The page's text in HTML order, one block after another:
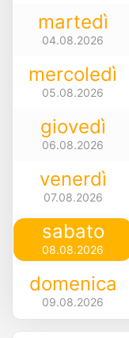
martedì
04.08.2026
mercoledì
05.08.2026
giovedì
06.08.2026
venerdì
07.08.2026
sabato
08.08.2026
domenica
09.08.2026